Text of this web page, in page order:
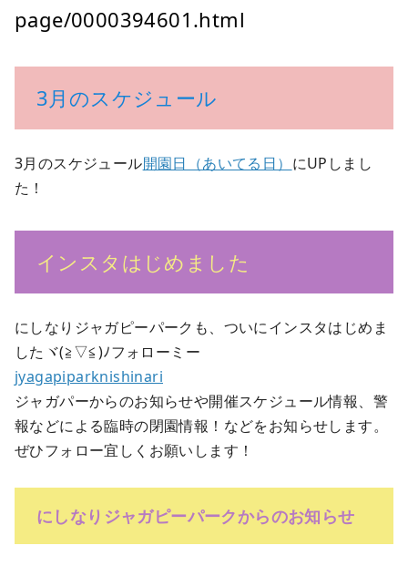
page/0000394601.html
3月のスケジュール
3月のスケジュール開園日（あいてる日） にUPしまし
た！
インスタはじめました
にしなりジャガピーパークも、ついにインスタはじめま
したヾ(≧▽≦)ﾉフォローミー
jyagapiparknishinari
ジャガパーからのお知らせや開催スケジュール情報、警
報などによる臨時の閉園情報！などをお知らせします。
ぜひフォロー宜しくお願いします！
にしなりジャガピーパークからのお知らせ